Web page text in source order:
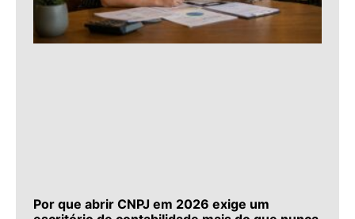
Por que abrir CNPJ em 2026 exige um